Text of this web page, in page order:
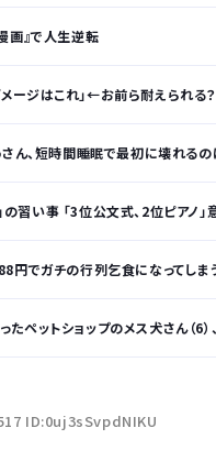
画』で人生逆転
メージはこれ」←お前ら耐えられる？
ん、短時間睡眠で最初に壊れるのは
い事 「3位公文式、2位ピアノ」意外
円でガチの行列乞食になってしまうｗ
ペットショップのメス犬さん（6）、
ID:0uj3sSvpdNIKU